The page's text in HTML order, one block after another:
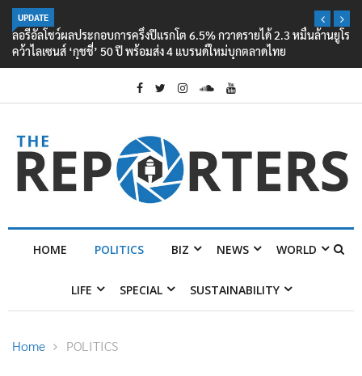
UPDATE
ลอรีอัลโชว์ผลประกอบการครึ่งปีแรกโต 6.5% กวาดรายได้ 2.3 หมื่นล้านยูโร
คว้าไลเซนส์ ‘กุชชี่’ 50 ปี พร้อมส่ง 4 แบรนด์ใหม่บุกตลาดไทย
HOME POLITICS BIZ NEWS WORLD
LIFE SPECIAL SUSTAINABILITY
Home POLITICS